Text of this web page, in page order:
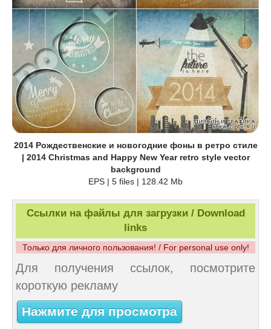
2014 Рождественские и новогодние фоны в ретро стиле
| 2014 Christmas and Happy New Year retro style vector
background
EPS | 5 files | 128.42 Mb
Ссылки на файлы для загрузки / Download
links
Только для личного пользования! / For personal use only!
Для получения ссылок, посмотрите
короткую рекламу
Нажмите для просмотра